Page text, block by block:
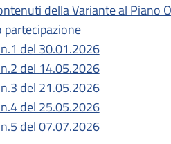
della Variante al Piano
del 30.01.2026
del 14.05.2026
del 21.05.2026
del 25.05.2026
del 07.07.2026